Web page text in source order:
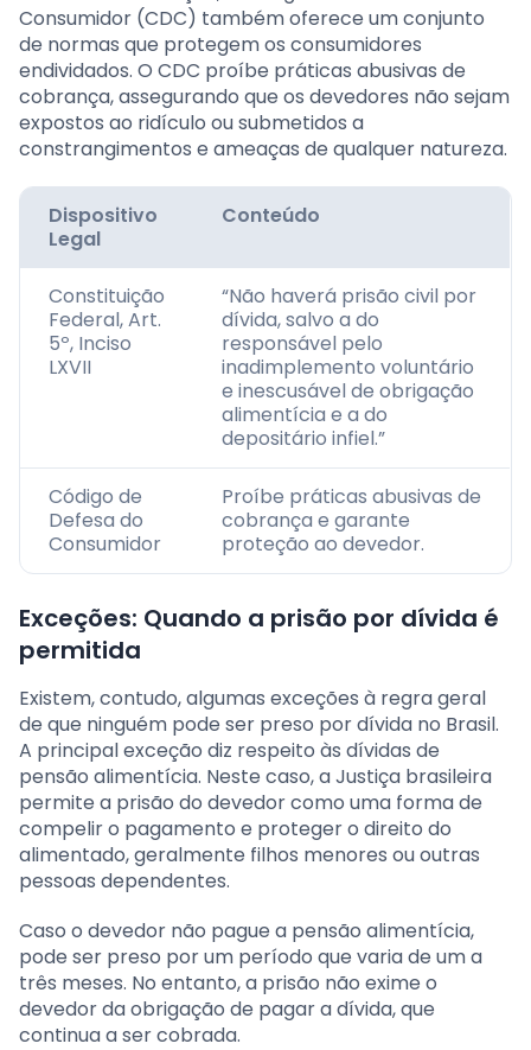
Consumidor (CDC) também oferece um conjunto
de normas que protegem os consumidores
endividados. O CDC proíbe práticas abusivas de
cobrança, assegurando que os devedores não sejam
expostos ao ridículo ou submetidos a
constrangimentos e ameaças de qualquer natureza.
Dispositivo
Legal
Conteúdo
Constituição
Federal, Art.
5º, Inciso
LXVII
“Não haverá prisão civil por
dívida, salvo a do
responsável pelo
inadimplemento voluntário
e inescusável de obrigação
alimentícia e a do
depositário infiel.”
Código de
Defesa do
Consumidor
Proíbe práticas abusivas de
cobrança e garante
proteção ao devedor.
Exceções: Quando a prisão por dívida é
permitida
Existem, contudo, algumas exceções à regra geral
de que ninguém pode ser preso por dívida no Brasil.
A principal exceção diz respeito às dívidas de
pensão alimentícia. Neste caso, a Justiça brasileira
permite a prisão do devedor como uma forma de
compelir o pagamento e proteger o direito do
alimentado, geralmente filhos menores ou outras
pessoas dependentes.
Caso o devedor não pague a pensão alimentícia,
pode ser preso por um período que varia de um a
três meses. No entanto, a prisão não exime o
devedor da obrigação de pagar a dívida, que
continua a ser cobrada.